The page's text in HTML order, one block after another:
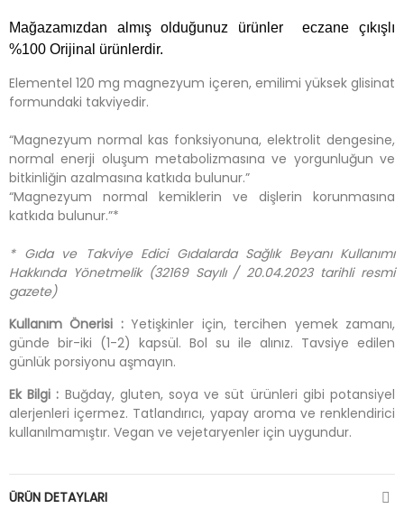
Mağazamızdan almış olduğunuz ürünler eczane çıkışlı
%100 Orijinal ürünlerdir.
Elementel 120 mg magnezyum içeren, emilimi yüksek glisinat
formundaki takviyedir.
“Magnezyum normal kas fonksiyonuna, elektrolit dengesine,
normal enerji oluşum metabolizmasına ve yorgunluğun ve
bitkinliğin azalmasına katkıda bulunur.”
“Magnezyum normal kemiklerin ve dişlerin korunmasına
katkıda bulunur.”*
* Gıda ve Takviye Edici Gıdalarda Sağlık Beyanı Kullanımı
Hakkında Yönetmelik (32169 Sayılı / 20.04.2023 tarihli resmi
gazete)
Kullanım Önerisi :Yetişkinler için, tercihen yemek zamanı,
günde bir-iki (1-2) kapsül. Bol su ile alınız. Tavsiye edilen
günlük porsiyonu aşmayın.
Ek Bilgi : Buğday, gluten, soya ve süt ürünleri gibi potansiyel
alerjenleri içermez. Tatlandırıcı, yapay aroma ve renklendirici
kullanılmamıştır. Vegan ve vejetaryenler için uygundur.
ÜRÜN DETAYLARI